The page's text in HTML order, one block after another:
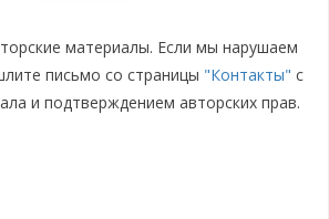
материалы. Если мы нарушаем
письмо со страницы "Контакты" с
и подтверждением авторских прав.